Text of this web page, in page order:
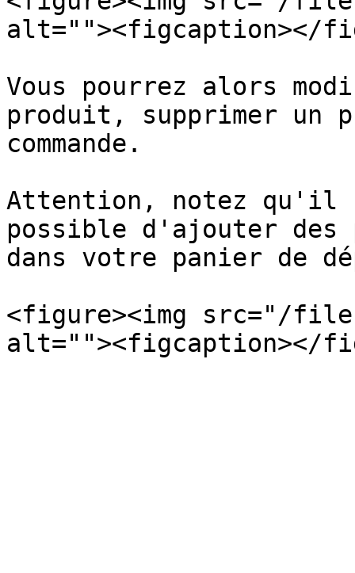
alt=""><figcaption></
Vous pourrez alors
produit, supprimer un
commande.
Attention, notez qu'il
possible d'ajouter
dans votre panier de
<figure><img src="/files/